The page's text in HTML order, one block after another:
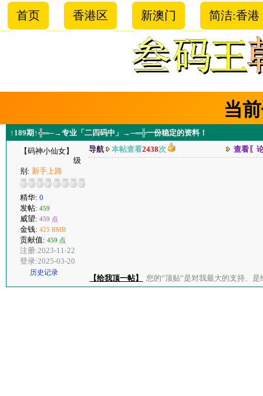
首页 香港区 新澳门 简洁:香港
当
↑189期↑╬═─→专业「二四码中」→─═╬一份稳定的资料！
【码神小仙女】
级
别: 新手上路
精华: 0
发帖: 459
威望: 459 点
金钱: 425 RMB
贡献值: 459 点
注册:2023-11-22
登录:2025-03-20
历史记录
导航 本帖查看2438次 查看〖
【给我顶一帖】 您的“顶贴”是对我最大的支持、